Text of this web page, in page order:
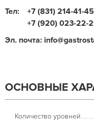
Тел:
+7 (831) 214-41-45
+7 (920) 023-22-
Эл. почта:
ОСНОВНЫЕ
Количество уровней